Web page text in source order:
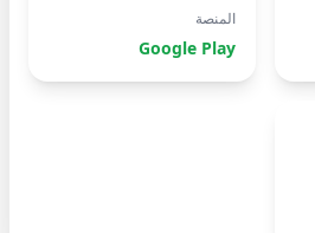
المنصة
Google Play